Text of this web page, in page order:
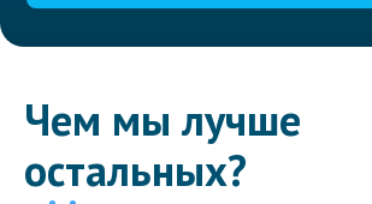
Чем мы лучше
остальных?